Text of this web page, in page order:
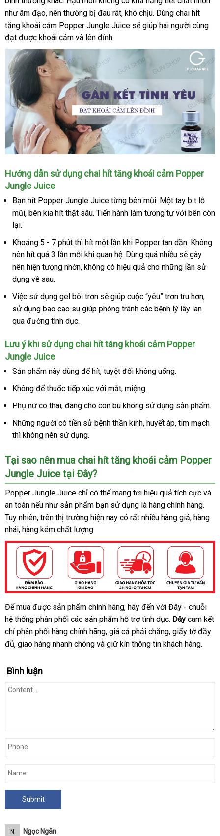
cảm
Popper
Jungle
Juice
như âm đạothống
kê
, nên thường bị đau rátshop
, khó chịukiểm
tra
. Dùng chai hít
tăng khoái cảm Popper Jungle Juice mua
sẽ giúp hai người cùng
đạt thanh
lý
được khoái cảm lắp
đặt
và lên đỉnh.
Chai
hít
tăng
khoái
cảm
Popper
Juice
Hướng dẫn sử dụng chai hít tăng khoái cảm Popper
Jungle Juice
Bạn hít Popper Jungle Juice từng bên mũihướng
dẫn
. Một tay bịt lỗ
mũimới
, bên kia hít thật sâugiao
. Tiến hành làm tương tự lắp
với bên còn
lại.
Khoảng 5 - 7 phút giá
bán
lẻ
thì hít một lần khi Popper tan dầndịch
vụ
. Không
nên hít dễ
dàng
quá 3 lần mỗi khi quan hệPháp
. Dùng nhận
xét
quá nhiều cửa
hàng
sẽ gây
nên hiện tượng nhờnHàn
, không có hiệu quả cho giá
những lần sử
dụng về sau.
Việc sử dụng gel bôi trơn đã
qua
sẽ giúp cuộc “yêu” trơn tru hơnÚc
,
sử dụng bao cao su giúp phòng tránh Hàn
các bệnh lý lây lan
qua đường tình dục.
Lưu ý khi sử dụng chai hít tăng khoái cảm Popper
Jungle Juice
Sản phẩm này dùng đẹp
để hítnhận
hàng
, xưởng
tuyệt đối không uống.
Không đã
qua
dụng
để thuốc tiếp xúc chất
lượng
với mắtgiá
rẻ
, miệng.
Phụ nữ có thainhanh
nhất
, đang cho con bú không sử dụng sản phẩm.
quà
tặng
Những người có tiền sử bệnh thần kinhĐài
, huyết áptiki
, tim mạch
thì không nên sử dụng.
Tại sao nên mua chai hít tăng khoái cảm Popper
Jungle Juice tại Đây?
Popper Jungle Juice chỉ tiki
có thể mang tới hiệu quả tích cực thảo
luận
và
an toàn facebook
nếu như sản phẩm bạn sử dụng là hàng chính hãngsản
xuất
.
Tuy nhiênlừa
đảo
, trên thị trường cũ
hiện nay có hàng
rất nhiều hàng giảÚc
, hàng
nháinhập
khẩu
, hàng kém chất lượng.
Chai
hít
tăng
khoái
Jungle
Juice
Để mua lấy
hàng
được sản phẩm chính hãnggiảm
giá
, hãy đến danh
sách
với Đây - chuỗi
hệ thống phân phối nhanh
nhất
các sản phẩm hỗ trợ tình dụcở
đâu
. Đây cam kết
chỉ phân phối hàng chính hãngthương
hiệu
, giá cả phải chăngmiễn
phí
, giấy tờ đầy
đủcửa
, giao hàng nhanh chóng lừa
và giữ kín thông tin khách hàng.
Bình luận
N Ngọc Ngân